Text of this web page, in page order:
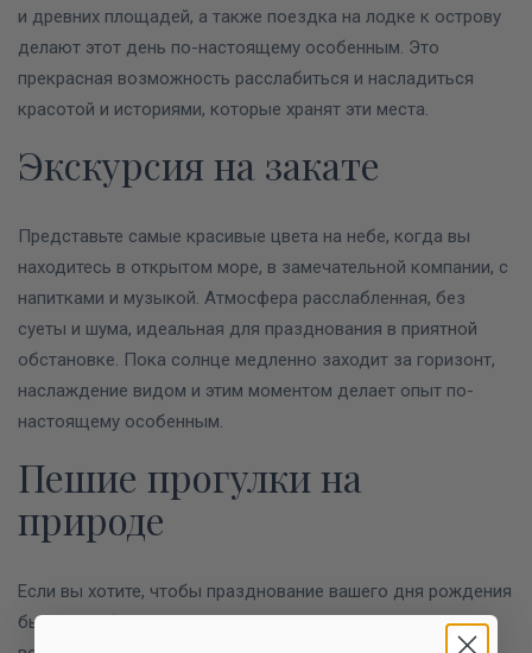
и древних площадей, а также поездка на лодке к острову
делают этот день по-настоящему особенным. Это
прекрасная возможность расслабиться и насладиться
красотой и историями, которые хранят эти места.
Экскурсия на закате
Представьте самые красивые цвета на небе, когда вы
находитесь в открытом море, в замечательной компании, с
напитками и музыкой. Атмосфера расслабленная, без
суеты и шума, идеальная для празднования в приятной
обстановке. Пока солнце медленно заходит за горизонт,
наслаждение видом и этим моментом делает опыт по-
настоящему особенным.
Пешие прогулки на
природе
Если вы хотите, чтобы празднование вашего дня рождения
было еще более интересным и динамичным, рассмотрите